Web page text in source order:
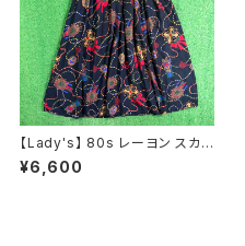
【Lady's】 80s レーヨン スカ
ーフ柄 スカート / 80年代 古着
レディース 総柄 2266
¥6,600